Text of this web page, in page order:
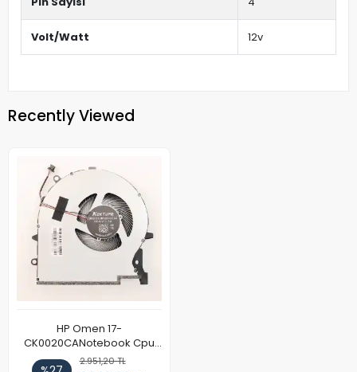
Volt/Watt 12v
Recently Viewed
HP Omen 17-
CK0020CANotebook Cpu
Fan (Sol)
2.951,20 TL